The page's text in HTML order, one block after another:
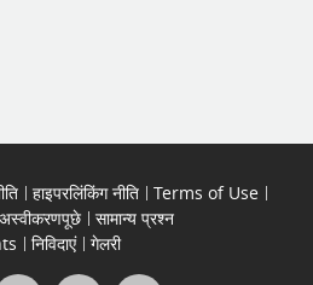
हाइपरलिंकिंग नीति
Terms of Use
अस्वीकरणपूछे
सामान्य प्रश्न
निविदाएं गेलरी